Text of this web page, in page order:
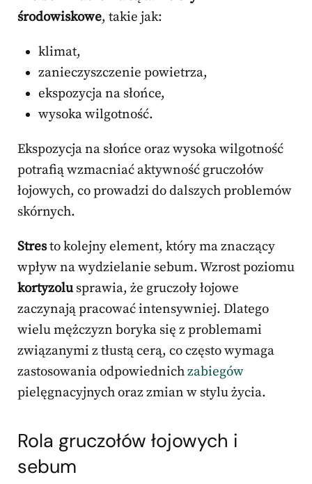
środowiskowe, takie jak:
klimat,
zanieczyszczenie powietrza,
ekspozycja na słońce,
wysoka wilgotność.
Ekspozycja na słońce oraz wysoka wilgotność
potrafią wzmacniać aktywność gruczołów
łojowych, co prowadzi do dalszych problemów
skórnych.
Stresto kolejny element, który ma znaczący
wpływ na wydzielanie sebum. Wzrost poziomu
kortyzolusprawia, że gruczoły łojowe
zaczynają pracować intensywniej. Dlatego
wielu mężczyzn boryka się z problemami
związanymi z tłustą cerą, co często wymaga
zastosowania odpowiednichzabiegów
pielęgnacyjnych oraz zmian w stylu życia.
Rola gruczołów łojowych i
sebum